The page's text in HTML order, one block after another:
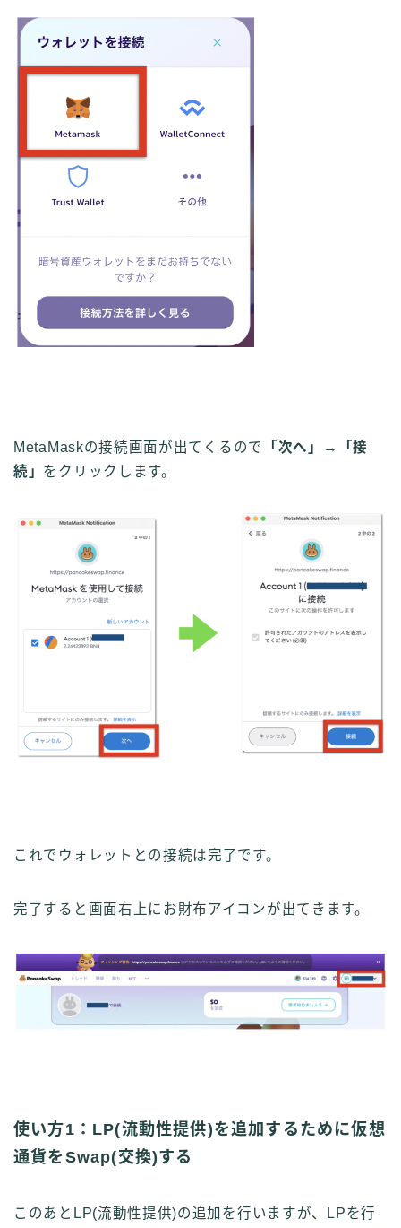
MetaMaskの接続画面が出てくるので 「次へ」 →
「接
続」 をクリックします。
これでウォレットとの接続は完了です。
完了すると画面右上にお財布アイコンが出てきます。
使い方1：LP(流動性提供)を追加するために仮想
通貨をSwap(交換)する
このあとLP(流動性提供)の追加を行いますが、
LPを行